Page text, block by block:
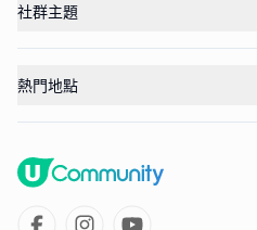
社群主題
熱門地點